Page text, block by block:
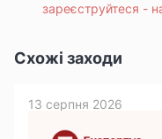
зареєструйтеся -
Схожі заходи
13 серпня 2026